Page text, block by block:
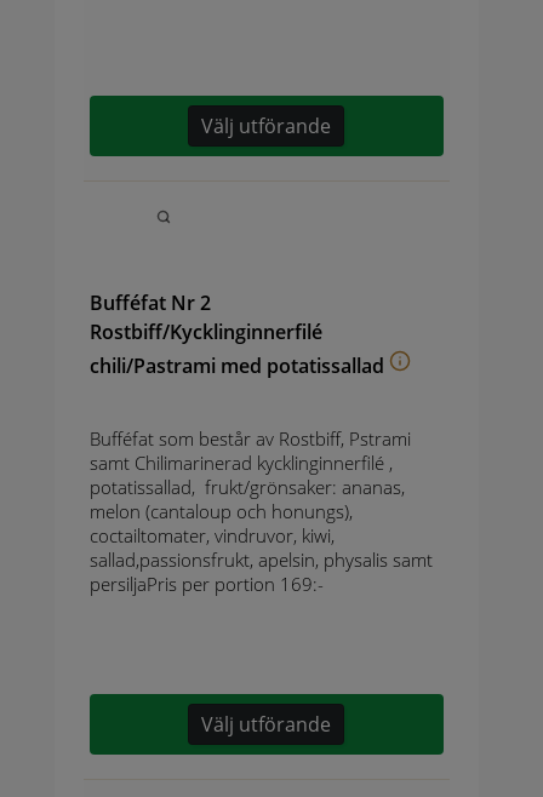
Välj utförande
Bufféfat Nr 2
Rostbiff/Kycklinginnerfilé
chili/Pastrami med potatissallad
Bufféfat som består av Rostbiff, Pstrami
samt Chilimarinerad kycklinginnerfilé ,
potatissallad, frukt/grönsaker: ananas,
melon (cantaloup och honungs),
coctailtomater, vindruvor, kiwi,
sallad,passionsfrukt, apelsin, physalis samt
persiljaPris per portion 169:-
Välj utförande